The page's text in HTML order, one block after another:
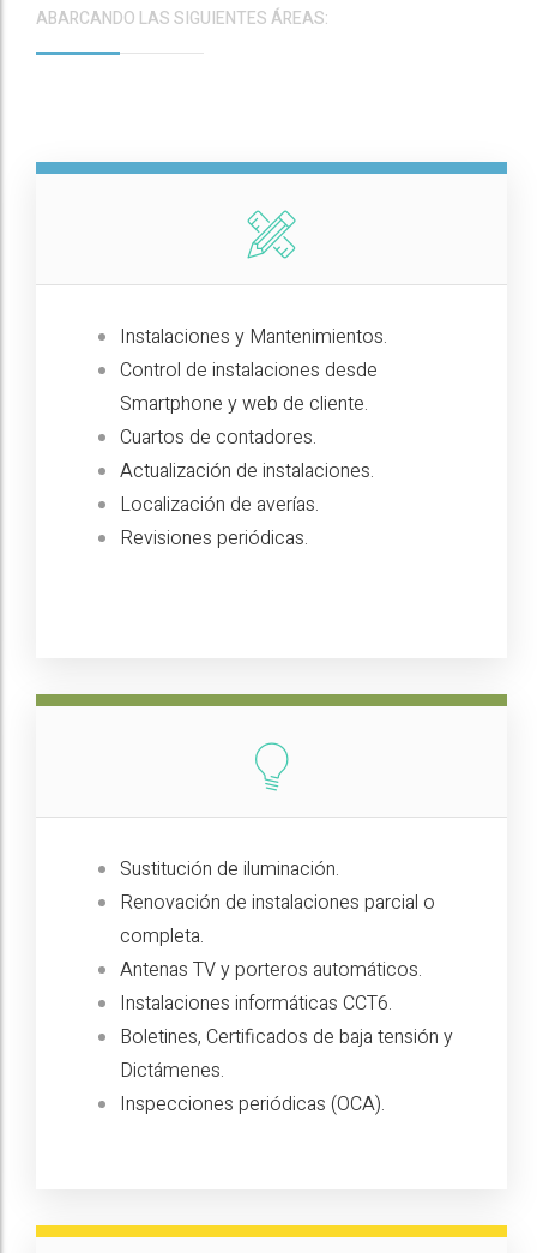
ABARCANDO LAS SIGUIENTES ÁREAS:
Instalaciones y Mantenimientos.
Control de instalaciones desde
Smartphone y web de cliente.
Cuartos de contadores.
Actualización de instalaciones.
Localización de averías.
Revisiones periódicas.
Sustitución de iluminación.
Renovación de instalaciones parcial o
completa.
Antenas TV y porteros automáticos.
Instalaciones informáticas CCT6.
Boletines, Certificados de baja tensión y
Dictámenes.
Inspecciones periódicas (OCA).